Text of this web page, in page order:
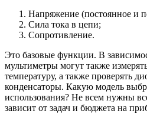
Напряжение (постоянное и
Сила тока в цепи;
Сопротивление.
Это базовые функции. В
мультиметры могут также
температуру, а также проверять
конденсаторы. Какую модель
использования? Не всем нужны
зависит от задач и бюджета на